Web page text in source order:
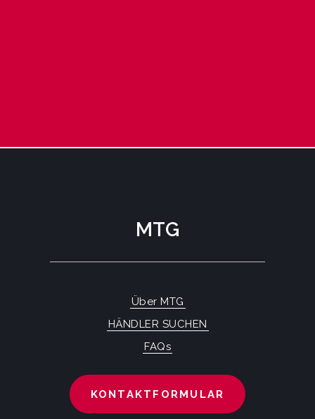
MTG
Über MTG
HÄNDLER SUCHEN
FAQs
KONTAKTFORMULAR